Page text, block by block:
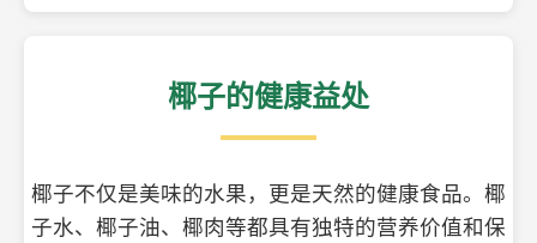
椰子的健康益处
椰子不仅是美味的水果，更是天然的健康食品。椰
子水、椰子油、椰肉等都具有独特的营养价值和保